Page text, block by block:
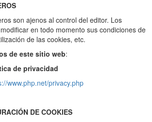
son ajenos al control del editor. Los
en todo momento sus condiciones de
de las cookies, etc.
de este sitio web:
de privacidad
www.php.net/privacy.php
DE COOKIES